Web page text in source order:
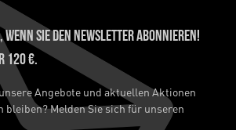
wenn Sie den Newsletter abonnieren!
120 €.
Angebote und aktuellen Aktionen
bleiben? Melden Sie sich für unseren